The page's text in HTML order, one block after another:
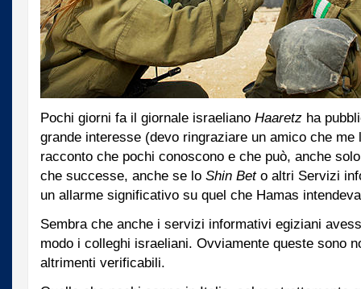
Pochi giorni fa il giornale israeliano Haaretz ha
grande interesse (devo ringraziare un amico che me
racconto che pochi conoscono e che può, anche
che successe, anche se lo Shin Beto altri Servizi
un allarme significativo su quel che Hamas
Sembra che anche i servizi informativi egiziani
modo i colleghi israeliani. Ovviamente queste sono
altrimenti verificabili.